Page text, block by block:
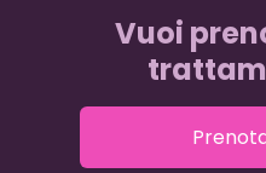
Vuoi